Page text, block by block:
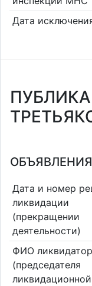
Дата
Дата и номер
ликвидации
(прекращении
деятельности)
ФИО
(председателя
ликвидационной